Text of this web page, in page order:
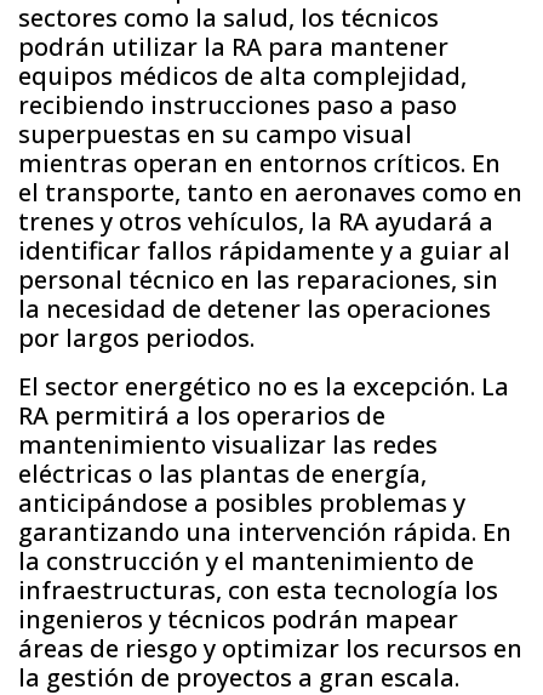
sectores como la salud, los técnicos
podrán utilizar la RA para mantener
equipos médicos de alta complejidad,
recibiendo instrucciones paso a paso
superpuestas en su campo visual
mientras operan en entornos críticos. En
el transporte, tanto en aeronaves como en
trenes y otros vehículos, la RA ayudará a
identificar fallos rápidamente y a guiar al
personal técnico en las reparaciones, sin
la necesidad de detener las operaciones
por largos periodos.
El sector energético no es la excepción. La
RA permitirá a los operarios de
mantenimiento visualizar las redes
eléctricas o las plantas de energía,
anticipándose a posibles problemas y
garantizando una intervención rápida. En
la construcción y el mantenimiento de
infraestructuras, con esta tecnología los
ingenieros y técnicos podrán mapear
áreas de riesgo y optimizar los recursos en
la gestión de proyectos a gran escala.